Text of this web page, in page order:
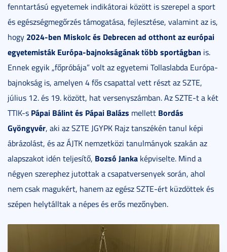
fenntartású egyetemek indikátorai között is szerepel a sport
és egészségmegőrzés támogatása, fejlesztése, valamint az is,
hogy 2024-ben Miskolc és Debrecen ad otthont az európai
egyetemisták Európa-bajnokságának több sportágban is.
Ennek egyik „főpróbája” volt az egyetemi Tollaslabda Európa-
bajnokság is, amelyen 4 fős csapattal vett részt az SZTE,
július 12. és 19. között, hat versenyszámban. Az SZTE-t a két
TTIK-s Pápai Bálint és Pápai Balázs mellett Bordás
Gyöngyvér, aki az SZTE JGYPK Rajz tanszékén tanul képi
ábrázolást, és az ÁJTK nemzetközi tanulmányok szakán az
alapszakot idén teljesítő, Bozsó Janka képviselte. Mind a
négyen szerephez jutottak a csapatversenyek során, ahol
nem csak magukért, hanem az egész SZTE-ért küzdöttek és
szépen helytálltak a népes és erős mezőnyben.